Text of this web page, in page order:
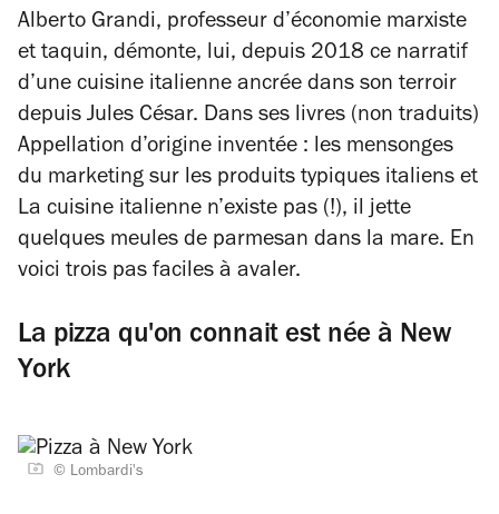
Alberto Grandi, professeur d’économie marxiste
et taquin, démonte, lui, depuis 2018 ce narratif
d’une cuisine italienne ancrée dans son terroir
depuis Jules César. Dans ses livres (non traduits)
Appellation d’origine inventée : les mensonges
du marketing sur les produits typiques italiens et
La cuisine italienne n’existe pas (!), il jette
quelques meules de parmesan dans la mare. En
voici trois pas faciles à avaler.
La pizza qu'on connait est née à New
York
© Lombardi's